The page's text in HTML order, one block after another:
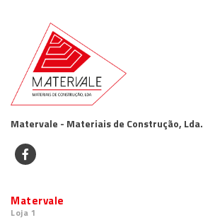
Matervale - Materiais de Construção, Lda.
Matervale
Loja 1